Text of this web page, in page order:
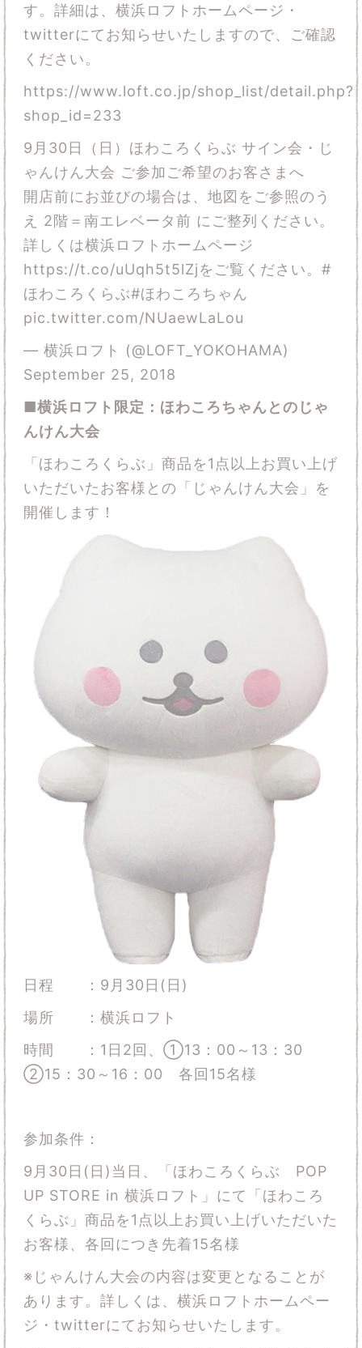
す。詳細は、横浜ロフトホームページ・
twitterにてお知らせいたしますので、ご確認
ください。
https://www.loft.co.jp/shop_list/detail.php?
shop_id=233
9月30日（日）ほわころくらぶ サイン会・じ
ゃんけん大会 ご参加ご希望のお客さまへ
開店前にお並びの場合は、地図をご参照のう
え 2階＝南エレベータ前 にご整列ください。
詳しくは横浜ロフトホームページ
https://t.co/uUqh5t5lZjをご覧ください。 #
ほわころくらぶ#ほわころちゃん
pic.twitter.com/NUaewLaLou
— 横浜ロフト (@LOFT_YOKOHAMA)
September 25, 2018
■横浜ロフト限定：ほわころちゃんとのじゃ
んけん大会
「ほわころくらぶ」商品を1点以上お買い上げ
いただいたお客様との「じゃんけん大会」を
開催します！
日程 ：9月30日(日)
場所 ：横浜ロフト
時間 ：1日2回、①13：00～13：30
②15：30～16：00 各回15名様
参加条件：
9月30日(日)当日、「ほわころくらぶ POP
UP STORE in 横浜ロフト」にて「ほわころ
くらぶ」商品を1点以上お買い上げいただいた
お客様、各回につき先着15名様
※じゃんけん大会の内容は変更となることが
あります。詳しくは、横浜ロフトホームペー
ジ・twitterにてお知らせいたします。